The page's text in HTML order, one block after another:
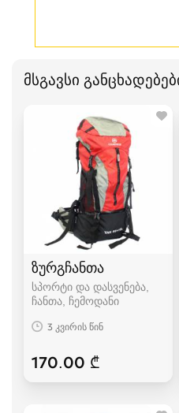
მსგავსი
ზურგჩანთა
სპორტი და დასვენება,
ჩანთა, ჩემოდანი
3 კვირის წინ
170.00 ₾